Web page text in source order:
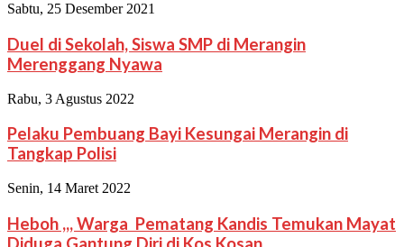
Sabtu, 25 Desember 2021
Duel di Sekolah, Siswa SMP di Merangin
Merenggang Nyawa
Rabu, 3 Agustus 2022
Pelaku Pembuang Bayi Kesungai Merangin di
Tangkap Polisi
Senin, 14 Maret 2022
Heboh ,,, Warga Pematang Kandis Temukan Mayat